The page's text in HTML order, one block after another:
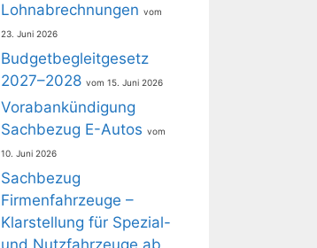
Lohnabrechnungen
23. Juni 2026
Budgetbegleitgesetz
2027–2028
15. Juni 2026
Vorabankündigung
Sachbezug E-Autos
10. Juni 2026
Sachbezug
Firmenfahrzeuge –
Klarstellung für Spezial-
und Nutzfahrzeuge ab